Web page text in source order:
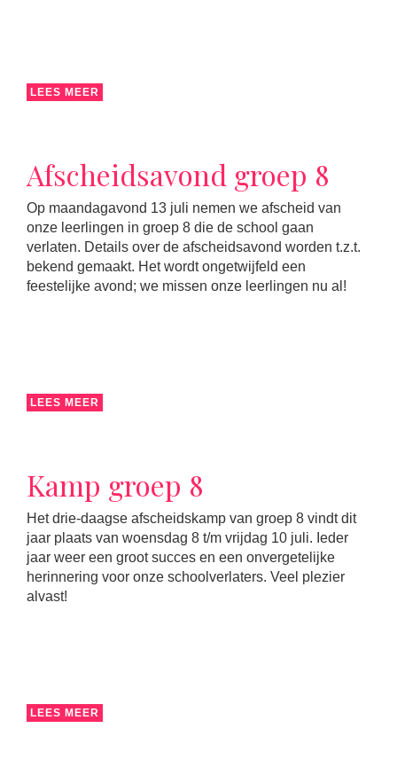
LEES MEER
Afscheidsavond groep 8
Op maandagavond 13 juli nemen we afscheid van
onze leerlingen in groep 8 die de school gaan
verlaten. Details over de afscheidsavond worden t.z.t.
bekend gemaakt. Het wordt ongetwijfeld een
feestelijke avond; we missen onze leerlingen nu al!
LEES MEER
Kamp groep 8
Het drie-daagse afscheidskamp van groep 8 vindt dit
jaar plaats van woensdag 8 t/m vrijdag 10 juli. Ieder
jaar weer een groot succes en een onvergetelijke
herinnering voor onze schoolverlaters. Veel plezier
alvast!
LEES MEER